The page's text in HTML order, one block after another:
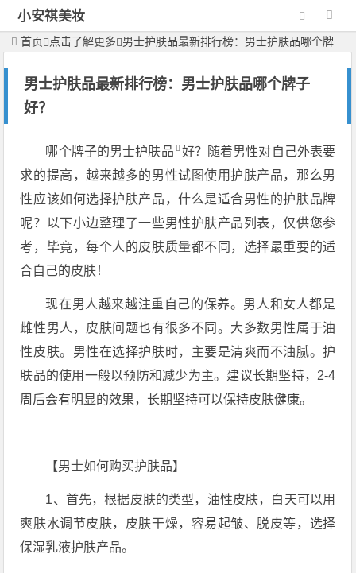
小安祺美妆
首页 点击了解更多 男士护肤品最新排行榜：男士护肤品哪个牌子好？
男士护肤品最新排行榜：男士护肤品哪个牌子
好？
哪个牌子的男士护肤品
好？随着男性对自己外表要
求的提高，越来越多的男性试图使用护肤产品，那么男
性应该如何选择护肤产品，什么是适合男性的护肤品牌
呢？以下小边整理了一些男性护肤产品列表，仅供您参
考，毕竟，每个人的皮肤质量都不同，选择最重要的适
合自己的皮肤！
现在男人越来越注重自己的保养。男人和女人都是
雌性男人，皮肤问题也有很多不同。大多数男性属于油
性皮肤。男性在选择护肤时，主要是清爽而不油腻。护
肤品的使用一般以预防和减少为主。建议长期坚持，2-4
周后会有明显的效果，长期坚持可以保持皮肤健康。
【男士如何购买护肤品】
1、首先，根据皮肤的类型，油性皮肤，白天可以用
爽肤水调节皮肤，皮肤干燥，容易起皱、脱皮等，选择
保湿乳液护肤产品。